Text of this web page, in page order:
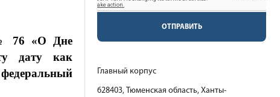
№ 76 «О Дне
дату как
ОТПРАВИТЬ
Главный корпус
628403, Тюменская область, Ханты-